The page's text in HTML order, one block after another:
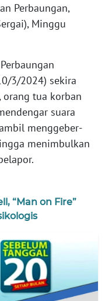
Perbaungan,
Minggu
3/2024) sekira
orang tua korban
suara
menggeber-
menimbulkan
“Man on Fire”